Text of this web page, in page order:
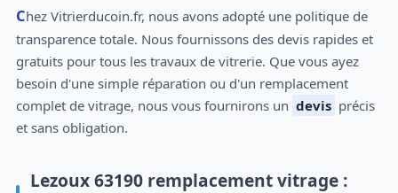
Chez Vitrierducoin.fr, nous avons adopté une politique de
transparence totale. Nous fournissons des devis rapides et
gratuits pour tous les travaux de vitrerie. Que vous ayez
besoin d'une simple réparation ou d'un remplacement
complet de vitrage, nous vous fournirons un devis précis
et sans obligation.
Lezoux 63190 remplacement vitrage :